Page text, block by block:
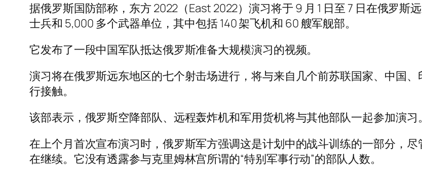
据俄罗斯国防部称，东方 2022（East 2022）演习将于 9 月 1 日至 7 日在俄罗斯
士兵和 5,000 多个武器单位，其中包括 140 架飞机和 60 艘军舰部。
它发布了一段中国军队抵达俄罗斯准备大规模演习的视频。
演习将在俄罗斯远东地区的七个射击场进行，将与来自几个前苏联国家、中国
行接触。
该部表示，俄罗斯空降部队、远程轰炸机和军用货机将与其他部队一起参加演习。
在上个月首次宣布演习时，俄罗斯军方强调这是计划中的战斗训练的一部分，
在继续。它没有透露参与克里姆林宫所谓的“特别军事行动”的部队人数。